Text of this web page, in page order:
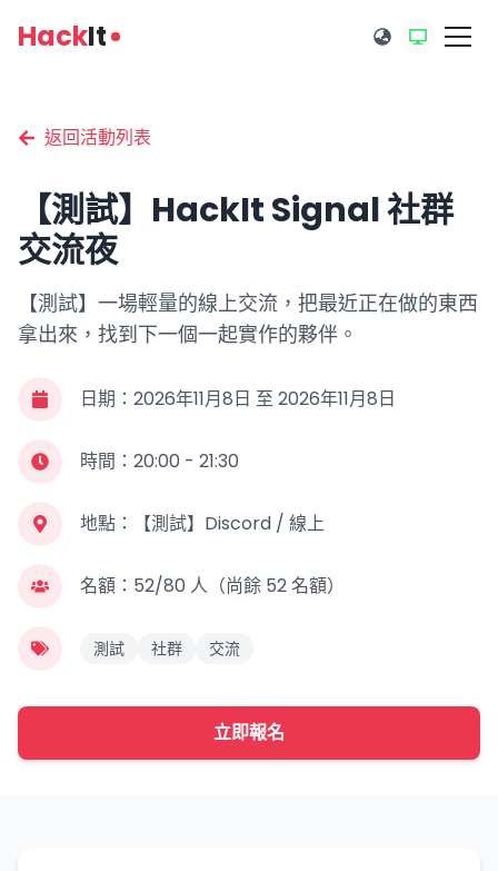
HackIt
返回活動列表
測試活動
【測試】HackIt Signal 社群
交流夜
【測試】一場輕量的線上交流，把最近正在做的東西
拿出來，找到下一個一起實作的夥伴。
日期： 2026年11月8日 至2026年11月8日
時間： 20:00 - 21:30
地點： 【測試】Discord / 線上
名額： 52/80 人（尚餘 52 名額）
測試 社群 交流
立即報名